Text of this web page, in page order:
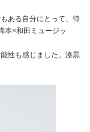
ある自分にとって、待
本×和田ミュージッ
性も感じました。漆黒